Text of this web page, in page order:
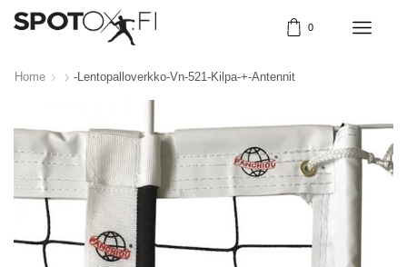
0
Home -lentopalloverkko-Vn-521-Kilpa-+-Antennit